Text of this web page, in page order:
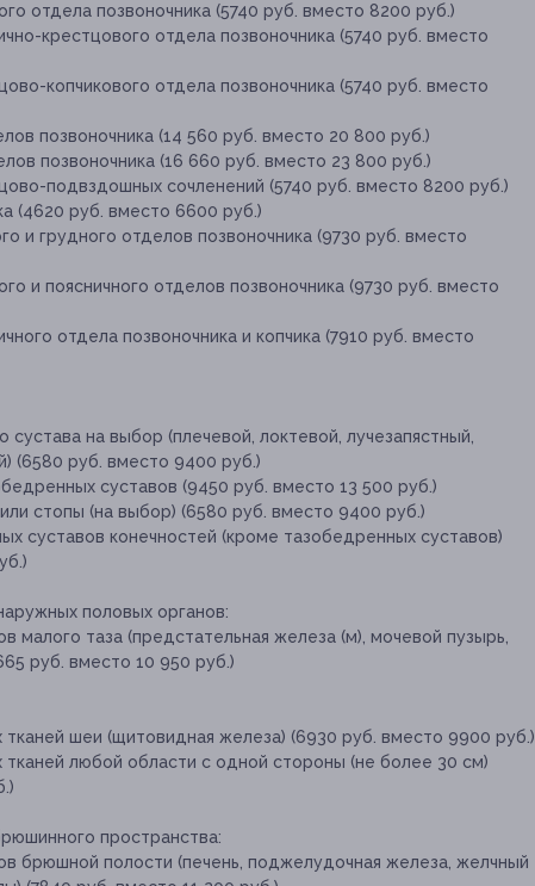
отдела позвоночника (5740 руб. вместо 8200 руб.)
крестцового отдела позвоночника (5740 руб. вместо
копчикового отдела позвоночника (5740 руб. вместо
позвоночника (14 560 руб. вместо 20 800 руб.)
позвоночника (16 660 руб. вместо 23 800 руб.)
подвздошных сочленений (5740 руб. вместо 8200 руб.)
(4620 руб. вместо 6600 руб.)
и грудного отделов позвоночника (9730 руб. вместо
и поясничного отделов позвоночника (9730 руб. вместо
отдела позвоночника и копчика (7910 руб. вместо
на выбор (плечевой, локтевой, лучезапястный,
(6580 руб. вместо 9400 руб.)
суставов (9450 руб. вместо 13 500 руб.)
стопы (на выбор) (6580 руб. вместо 9400 руб.)
суставов конечностей (кроме тазобедренных суставов)
половых органов:
малого таза (предстательная железа (м), мочевой пузырь,
руб. вместо 10 950 руб.)
шеи (щитовидная железа) (6930 руб. вместо 9900 руб.)
любой области с одной стороны (не более 30 см)
пространства:
брюшной полости (печень, поджелудочная железа, желчный